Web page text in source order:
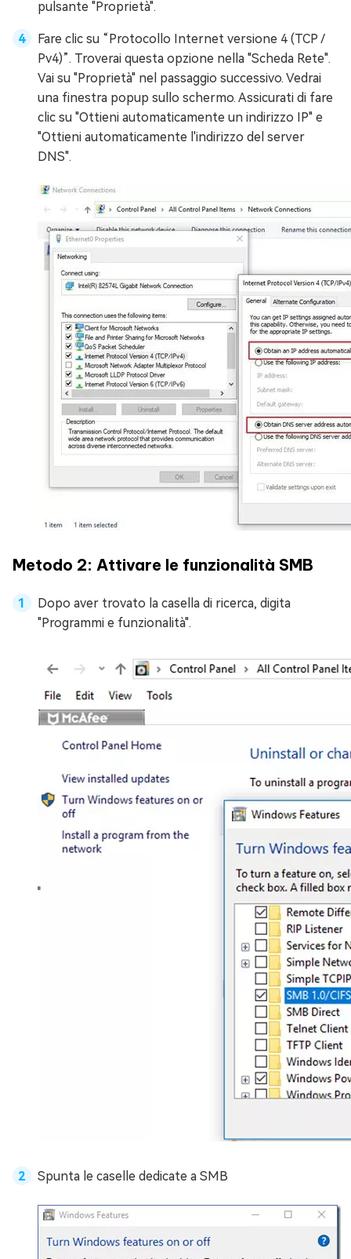
pulsante "Proprietà".
Fare clic su “Protocollo Internet versione 4 (TCP /
Pv4)”. Troverai questa opzione nella "Scheda Rete".
Vai su "Proprietà" nel passaggio successivo. Vedrai
una finestra popup sullo schermo. Assicurati di fare
clic su "Ottieni automaticamente un indirizzo IP" e
"Ottieni automaticamente l'indirizzo del server
DNS".
Metodo 2: Attivare le funzionalità SMB
Dopo aver trovato la casella di ricerca, digita
"Programmi e funzionalità".
Spunta le caselle dedicate a SMB